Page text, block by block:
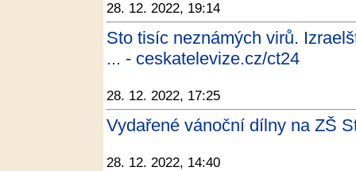
28. 12. 2022, 19:14
Sto tisíc neznámých virů.
... - ceskatelevize.cz/ct24
28. 12. 2022, 17:25
Vydařené vánoční dílny na ZŠ
28. 12. 2022, 14:40